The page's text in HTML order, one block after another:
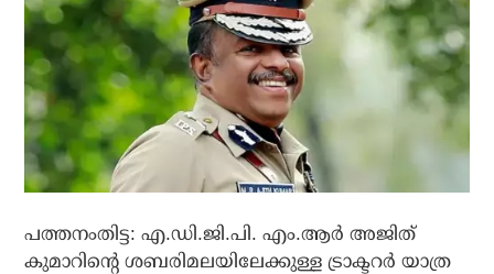
പത്തനംതിട്ട: എ.ഡി.ജി.പി. എം.ആര്‍ അജിത്
കുമാറിന്റെ ശബരിമലയിലേക്കുള്ള ട്രാക്ടറര്‍ യാത്ര